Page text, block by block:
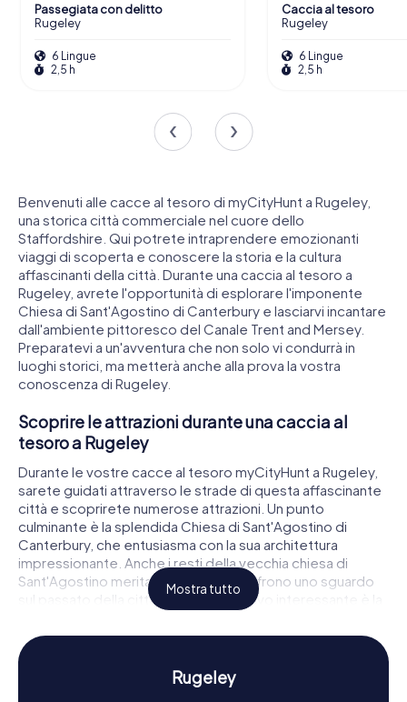
Passegiata con delitto
Rugeley
6 Lingue
2,5 h
Caccia al tesoro
Rugeley
6 Lingue
2,5 h
Benvenuti alle cacce al tesoro di myCityHunt a Rugeley,
una storica città commerciale nel cuore dello
Staffordshire. Qui potrete intraprendere emozionanti
viaggi di scoperta e conoscere la storia e la cultura
affascinanti della città. Durante una caccia al tesoro a
Rugeley, avrete l'opportunità di esplorare l'imponente
Chiesa di Sant'Agostino di Canterbury e lasciarvi incantare
dall'ambiente pittoresco del Canale Trent and Mersey.
Preparatevi a un'avventura che non solo vi condurrà in
luoghi storici, ma metterà anche alla prova la vostra
conoscenza di Rugeley.
Scoprire le attrazioni durante una caccia al
tesoro a Rugeley
Durante le vostre cacce al tesoro myCityHunt a Rugeley,
sarete guidati attraverso le strade di questa affascinante
città e scoprirete numerose attrazioni. Un punto
culminante è la splendida Chiesa di Sant'Agostino di
Canterbury, che entusiasma con la sua architettura
impressionante. Anche i resti della vecchia chiesa di
Sant'Agostino meritano una visita e offrono uno sguardo
sul passato della città. Un altro obiettivo interessante è la
con la sua ricca storia. Durante la vostra caccia al tesoro a
Rugeley, non solo visiterete questi luoghi, ma risolverete
anche enigmi intricati che vi faranno immergere più a
fondo nella storia della città.
Mostra tutto
Rugeley